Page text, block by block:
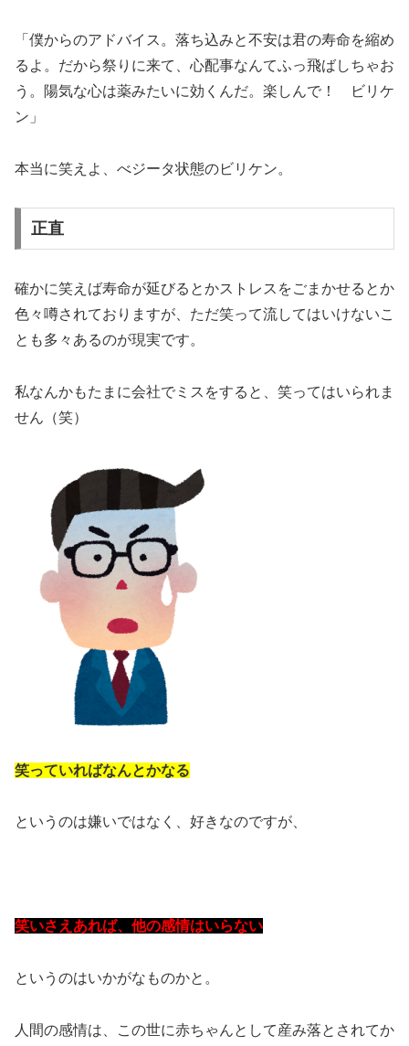
「僕からのアドバイス。落ち込みと不安は君の寿命を縮め
るよ。だから祭りに来て、心配事なんてふっ飛ばしちゃお
う。陽気な心は薬みたいに効くんだ。楽しんで！ ビリケ
ン」
本当に笑えよ、べジータ状態のビリケン。
正直
確かに笑えば寿命が延びるとかストレスをごまかせるとか
色々噂されておりますが、ただ笑って流してはいけないこ
とも多々あるのが現実です。
私なんかもたまに会社でミスをすると、笑ってはいられま
せん（笑）
笑っていればなんとかなる
というのは嫌いではなく、好きなのですが、
笑いさえあれば、他の感情はいらない
というのはいかがなものかと。
人間の感情は、この世に赤ちゃんとして産み落とされてか